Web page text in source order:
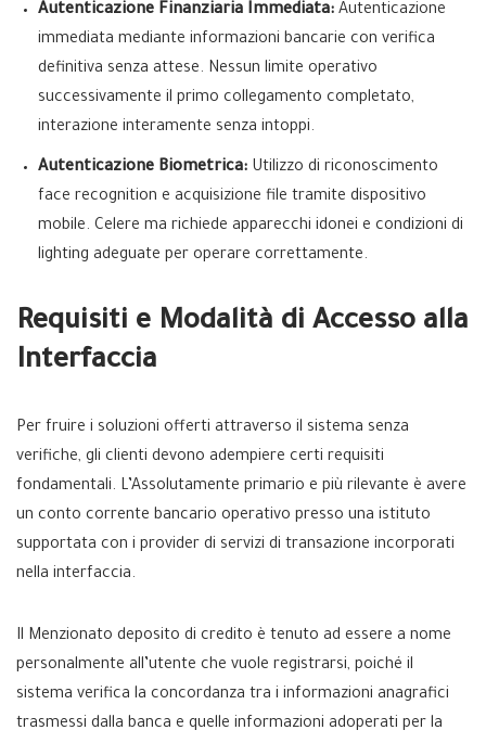
Autenticazione Finanziaria Immediata: Autenticazione
immediata mediante informazioni bancarie con verifica
definitiva senza attese. Nessun limite operativo
successivamente il primo collegamento completato,
interazione interamente senza intoppi.
Autenticazione Biometrica: Utilizzo di riconoscimento
face recognition e acquisizione file tramite dispositivo
mobile. Celere ma richiede apparecchi idonei e condizioni di
lighting adeguate per operare correttamente.
Requisiti e Modalità di Accesso alla
Interfaccia
Per fruire i soluzioni offerti attraverso il sistema senza
verifiche, gli clienti devono adempiere certi requisiti
fondamentali. L’Assolutamente primario e più rilevante è avere
un conto corrente bancario operativo presso una istituto
supportata con i provider di servizi di transazione incorporati
nella interfaccia.
Il Menzionato deposito di credito è tenuto ad essere a nome
personalmente all’utente che vuole registrarsi, poiché il
sistema verifica la concordanza tra i informazioni anagrafici
trasmessi dalla banca e quelle informazioni adoperati per la